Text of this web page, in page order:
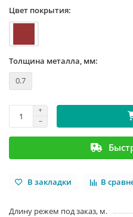
Цвет покрытия:
Толщина металла, мм:
0.7
В закладки В
Длину режем под заказ, м.